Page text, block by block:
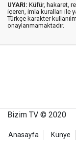
UYARI: Küfür, hakaret,
içeren, imla kuralları ile
Türkçe karakter
onaylanmamaktadır.
Bizim TV © 2020
Anasayfa Künye